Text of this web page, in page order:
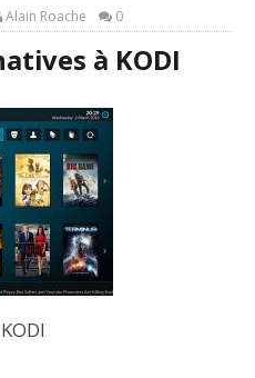
Alain Roache 0
à KODI